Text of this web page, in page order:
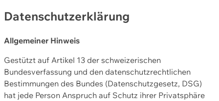
Datenschutzerklärung
Allgemeiner Hinweis
Gestützt auf Artikel 13 der schweizerischen
Bundesverfassung und den datenschutzrechtlichen
Bestimmungen des Bundes (Datenschutzgesetz, DSG)
hat jede Person Anspruch auf Schutz ihrer Privatsphäre